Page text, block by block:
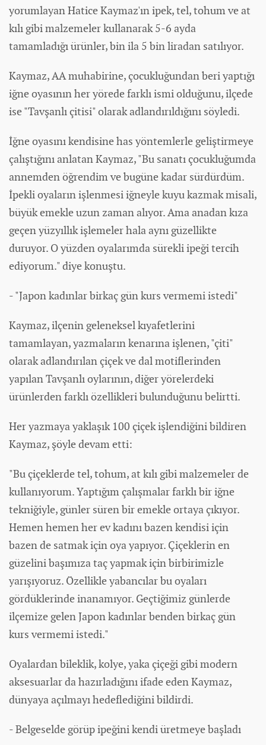
yorumlayan Hatice Kaymaz'ın ipek, tel, tohum ve at
kılı gibi malzemeler kullanarak 5-6 ayda
tamamladığı ürünler, bin ila 5 bin liradan satılıyor.
Kaymaz, AA muhabirine, çocukluğundan beri yaptığı
iğne oyasının her yörede farklı ismi olduğunu, ilçede
ise "Tavşanlı çitisi" olarak adlandırıldığını söyledi.
İğne oyasını kendisine has yöntemlerle geliştirmeye
çalıştığını anlatan Kaymaz, "Bu sanatı çocukluğumda
annemden öğrendim ve bugüne kadar sürdürdüm.
İpekli oyaların işlenmesi iğneyle kuyu kazmak misali,
büyük emekle uzun zaman alıyor. Ama anadan kıza
geçen yüzyıllık işlemeler hala aynı güzellikte
duruyor. O yüzden oyalarımda sürekli ipeği tercih
ediyorum." diye konuştu.
- "Japonkadınlar birkaç gün kurs vermemi istedi"
Kaymaz, ilçenin geleneksel kıyafetlerini
tamamlayan, yazmaların kenarına işlenen, "çiti"
olarak adlandırılan çiçek ve dal motiflerinden
yapılan Tavşanlı oylarının, diğer yörelerdeki
ürünlerden farklı özellikleri bulunduğunu belirtti.
Her yazmaya yaklaşık 100 çiçek işlendiğini bildiren
Kaymaz, şöyle devam etti:
"Bu çiçeklerde tel, tohum, at kılı gibi malzemeler de
kullanıyorum. Yaptığım çalışmalar farklı bir iğne
tekniğiyle, günler süren bir emekle ortaya çıkıyor.
Hemen hemen her ev kadını bazen kendisi için
bazen de satmak için oya yapıyor. Çiçeklerin en
güzelini başımıza taç yapmak için birbirimizle
yarışıyoruz. Özellikle yabancılar bu oyaları
gördüklerinde inanamıyor. Geçtiğimiz günlerde
ilçemize gelen Japon kadınlar benden birkaç gün
kurs vermemi istedi."
Oyalardan bileklik, kolye, yaka çiçeği gibi modern
aksesuarlar da hazırladığını ifade eden Kaymaz,
dünyaya açılmayı hedeflediğini bildirdi.
- Belgeselde görüp ipeğini kendi üretmeye başladı